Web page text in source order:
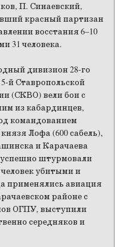
П. Синаевский,
красный партизан
восстания 6–10
31 человека.
дивизион 28-го
й Ставропольской
(СКВО) вели бои с
из кабардинцев,
командованием
Лофа (600 сабель),
и Карачаева
штурмовали
убитыми и
применялись авиация
районе с
ОГПУ, выступили
середняков и